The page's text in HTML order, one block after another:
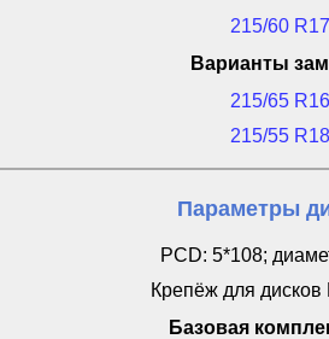
215/60 R17
Варианты
215/65 R16
215/55 R18
Параметры
PCD: 5*108;
Крепёж для дисков
Базовая